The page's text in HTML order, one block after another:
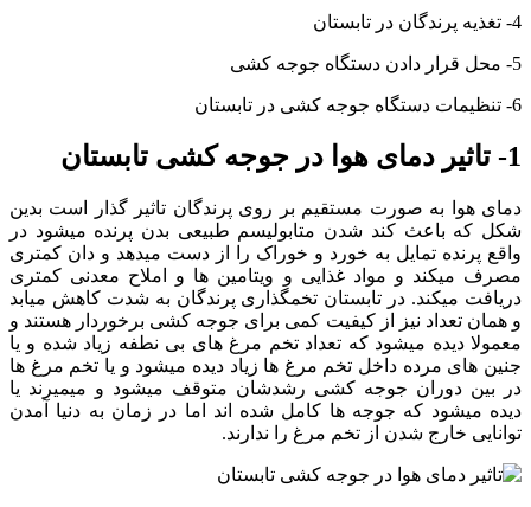
4- تغذیه پرندگان در تابستان
5- محل قرار دادن دستگاه جوجه کشی
6- تنظیمات دستگاه جوجه کشی در تابستان
1- تاثیر دمای هوا در جوجه کشی تابستان
دمای هوا به صورت مستقیم بر روی پرندگان تاثیر گذار است بدین
شکل که باعث کند شدن متابولیسم طبیعی بدن پرنده میشود در
واقع پرنده تمایل به خورد و خوراک را از دست میدهد و دان کمتری
مصرف میکند و مواد غذایی و ویتامین ها و املاح معدنی کمتری
دریافت میکند. در تابستان تخمگذاری پرندگان به شدت کاهش میابد
و همان تعداد نیز از کیفیت کمی برای جوجه کشی برخوردار هستند و
معمولا دیده میشود که تعداد تخم مرغ های بی نطفه زیاد شده و یا
جنین های مرده داخل تخم مرغ ها زیاد دیده میشود و یا تخم مرغ ها
در بین دوران جوجه کشی رشدشان متوقف میشود و میمیرند یا
دیده میشود که جوجه ها کامل شده اند اما در زمان به دنیا آمدن
توانایی خارج شدن از تخم مرغ را ندارند.